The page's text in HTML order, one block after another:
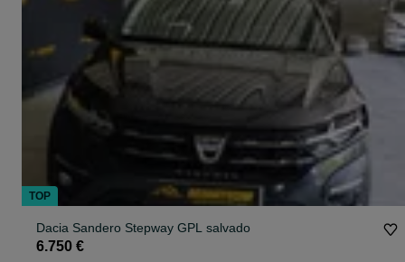
Dacia Sandero Stepway GPL salvado
6.750 €
TOP